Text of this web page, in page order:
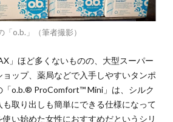
o.b.」（筆者撮影）
」ほど多くないものの、大型スーパー
ップ、薬局などで入手しやすいタンポ
「o.b.® ProComfort™ Mini」は、シルク
取り出しも簡単にできる仕様になって
い始めた女性におすすめだというシリ